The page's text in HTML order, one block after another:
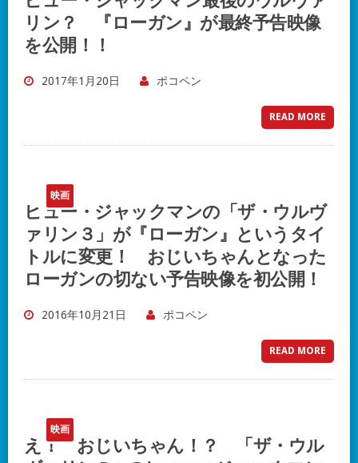
リン？ 『ローガン』が最終予告映像
を公開！！
2017年1月20日 ポコペン
READ MORE
映画
ヒュー・ジャックマンの「ザ・ウルヴ
ァリン３」が『ローガン』というタイ
トルに変更！ おじいちゃんとなった
ローガンの切ない予告映像を初公開！
2016年10月21日 ポコペン
READ MORE
映画
え！ おじいちゃん！？ 「ザ・ウル